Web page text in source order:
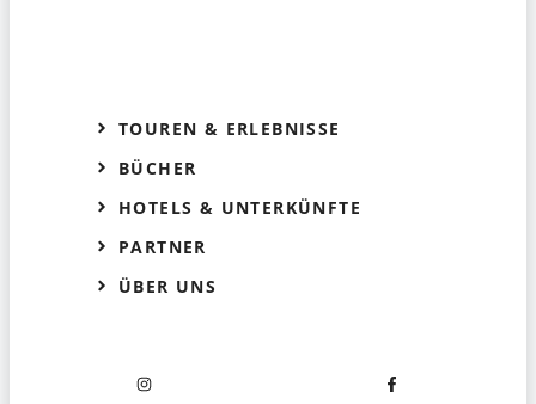
TOUREN & ERLEBNISSE
BÜCHER
HOTELS & UNTERKÜNFTE
PARTNER
ÜBER UNS